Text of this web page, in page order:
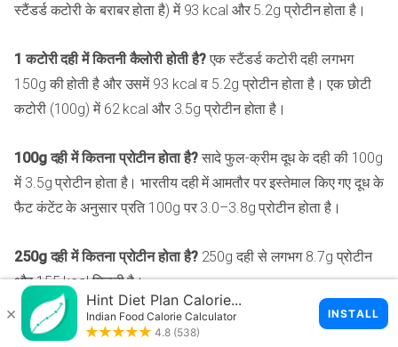
स्टैंडर्ड कटोरी के बराबर होता है) में 93 kcal और 5.2g प्रोटीन होता है।
1 कटोरी दही में कितनी कैलोरी होती है?एक स्टैंडर्ड कटोरी दही लगभग
150g की होती है और उसमें 93 kcal व 5.2g प्रोटीन होता है। एक छोटी
कटोरी (100g) में 62 kcal और 3.5g प्रोटीन होता है।
100g दही में कितना प्रोटीन होता है?सादे फुल-क्रीम दूध के दही की 100g
में 3.5g प्रोटीन होता है। भारतीय दही में आमतौर पर इस्तेमाल किए गए दूध के
फैट कंटेंट के अनुसार प्रति 100g पर 3.0–3.8g प्रोटीन होता है।
250g दही में कितना प्रोटीन होता है?250g दही से लगभग 8.7g प्रोटीन
और 155 kcal मिलती है।
300g दही में कितना प्रोटीन होता है?300g दही से लगभग 10.4g प्रोटीन